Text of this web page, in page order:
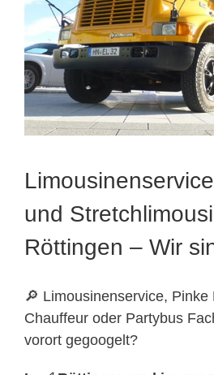
und
Röttingen – Wir
🔎 Limousinenservice, Pinke
Chauffeur oder Partybus
vorort gegoogelt?